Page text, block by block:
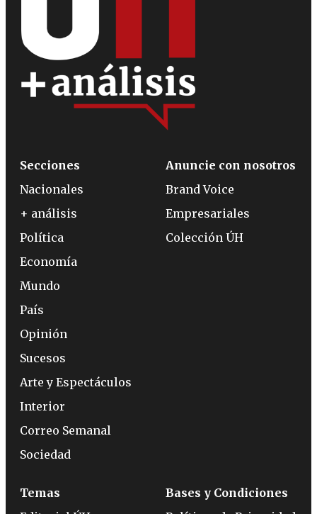
Secciones
Nacionales
+ análisis
Política
Economía
Mundo
País
Opinión
Sucesos
Arte y Espectáculos
Interior
Correo Semanal
Sociedad
Anuncie con nosotros
Brand Voice
Empresariales
Colección ÚH
Temas
Bases y Condiciones